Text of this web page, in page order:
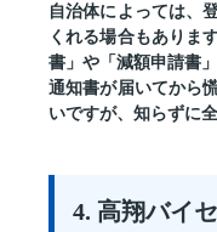
自治体によっては、
くれる場合もありま
書」や「減額申請書
通知書が届いてから
いですが、知らずに
4. 高翔バイ